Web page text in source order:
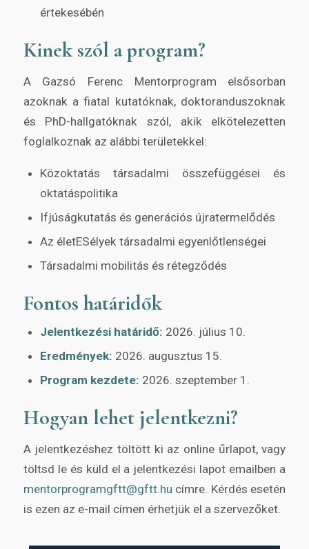
értekesébén
Kinek szól a program?
A Gazsó Ferenc Mentorprogram elsősorban
azoknak a fiatal kutatóknak, doktoranduszoknak
és PhD-hallgatóknak szól, akik elkötelezetten
foglalkoznak az alábbi területekkel:
Közoktatás társadalmi összefüggései és
oktatáspolitika
Ifjúságkutatás és generációs újratermelődés
Az életESélyek társadalmi egyenlőtlenségei
Társadalmi mobilitás és rétegződés
Fontos határidők
Jelentkezési határidő: 2026. július 10.
Eredmények: 2026. augusztus 15.
Program kezdete: 2026. szeptember 1.
Hogyan lehet jelentkezni?
A jelentkezéshez töltött ki az online űrlapot, vagy
töltsd le és küld el a jelentkezési lapot emailben a
mentorprogramgftt@gftt.hu címre. Kérdés esetén
is ezen az e-mail címen érhetjük el a szervezőket.